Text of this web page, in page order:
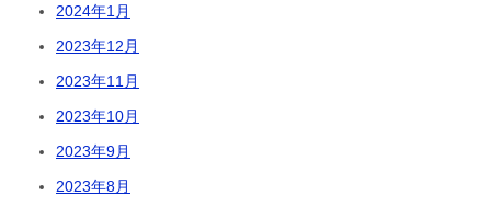
2024年1月
2023年12月
2023年11月
2023年10月
2023年9月
2023年8月